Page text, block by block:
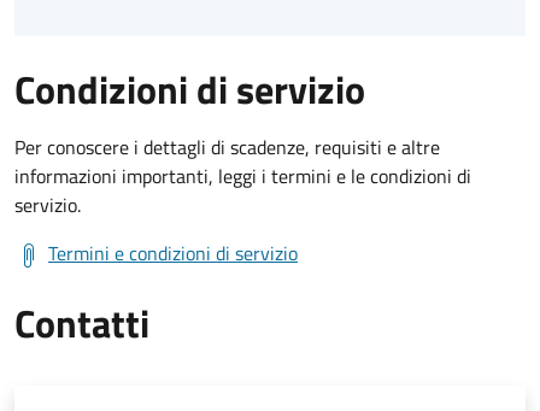
Condizioni di servizio
Per conoscere i dettagli di scadenze, requisiti e altre
informazioni importanti, leggi i termini e le condizioni di
servizio.
Termini e condizioni di servizio
Contatti